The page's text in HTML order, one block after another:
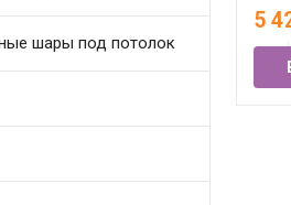
шары под потолок
5